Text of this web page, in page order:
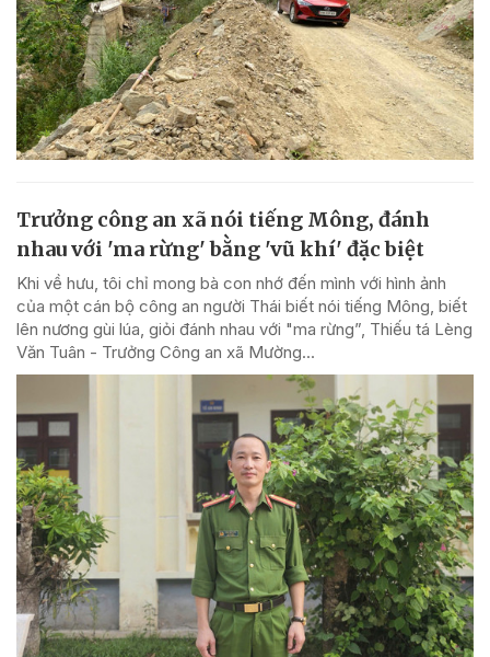
Trưởng công an xã nói tiếng Mông, đánh
nhau với 'ma rừng' bằng 'vũ khí' đặc biệt
Khi về hưu, tôi chỉ mong bà con nhớ đến mình với hình ảnh
của một cán bộ công an người Thái biết nói tiếng Mông, biết
lên nương gùi lúa, giỏi đánh nhau với "ma rừng”, Thiếu tá Lèng
Văn Tuân - Trưởng Công an xã Mường...